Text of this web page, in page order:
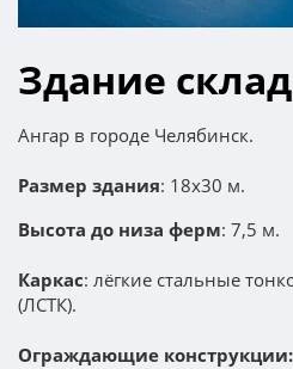
Здание
Ангар в городе Челябинск.
Размер здания: 18х30 м.
Высота до низа ферм: 7,5 м.
Каркас: лёгкие стальные
(ЛСТК).
Ограждающие конструкции: